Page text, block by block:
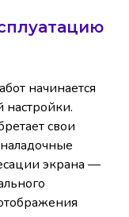
начинается
настройки.
свои
экрана —